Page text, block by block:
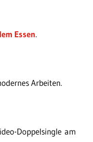
Essen.
Arbeiten.
Doppelsingle am